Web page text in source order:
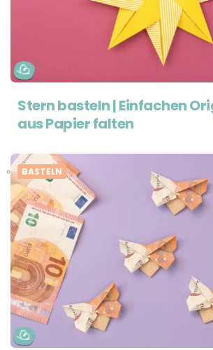
Stern basteln | Einfachen
aus Papier falten
BASTELN